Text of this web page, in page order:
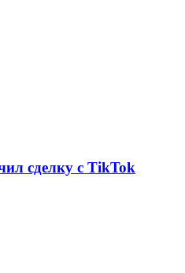
сделку с TikTok